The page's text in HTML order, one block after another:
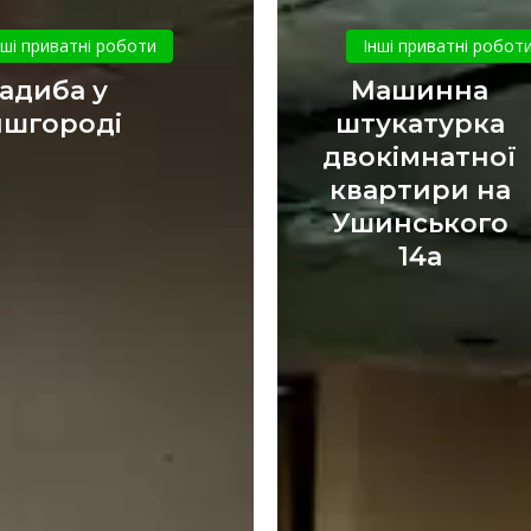
у
Вишгороді
приватні роботи
у
квартири
на
14а
Інші приватні роботи
Машинна
штукатурка
двокімнатної
квартири на
Ушинського
14а